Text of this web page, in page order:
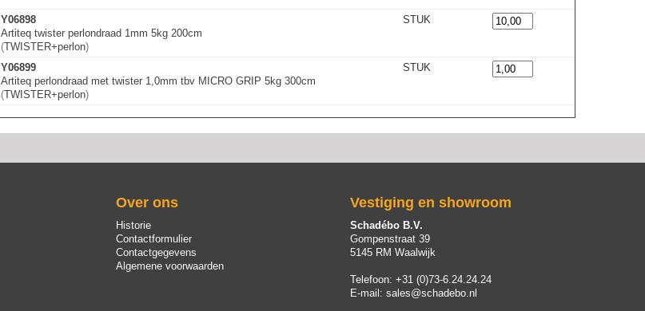
Y06898
Artiteq twister perlondraad 1mm 5kg 200cm
(TWISTER+perlon)
STUK
Y06899
Artiteq perlondraad met twister 1,0mm tbv MICRO GRIP 5kg 300cm
(TWISTER+perlon)
STUK
Over ons
Historie
Contactformulier
Contactgegevens
Algemene voorwaarden
Vestiging en showroom
Schadébo B.V.
Gompenstraat 39
5145 RM Waalwijk
Telefoon: +31 (0)73-6.24.24.24
E-mail: sales@schadebo.nl